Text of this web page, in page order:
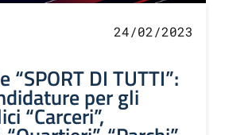
24/02/2023
“SPORT DI TUTTI”:
per gli
“Carceri”,